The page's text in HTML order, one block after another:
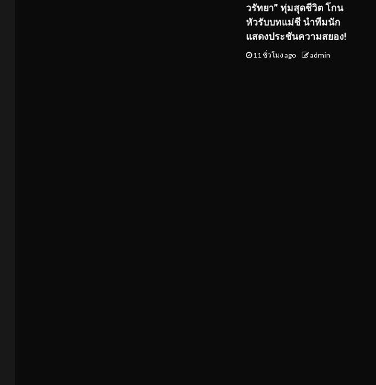
วรัทยา” ทุ่มสุดชีวิต โกน
หัวรับบทแม่ชี นำทีมนัก
แสดงประชันความสยอง!
11 ชั่วโมง ago admin